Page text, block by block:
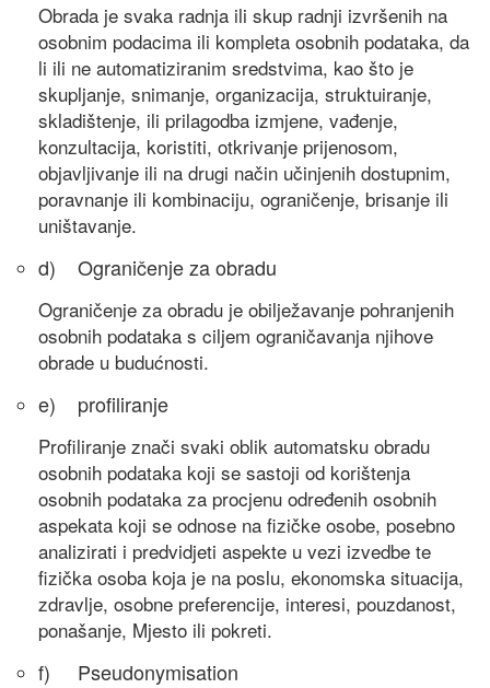
Obrada je svaka radnja ili skup radnji izvršenih na
osobnim podacima ili kompleta osobnih podataka, da
li ili ne automatiziranim sredstvima, kao što je
skupljanje, snimanje, organizacija, struktuiranje,
skladištenje, ili prilagodba izmjene, vađenje,
konzultacija, koristiti, otkrivanje prijenosom,
objavljivanje ili na drugi način učinjenih dostupnim,
poravnanje ili kombinaciju, ograničenje, brisanje ili
uništavanje.
d) Ograničenje za obradu
Ograničenje za obradu je obilježavanje pohranjenih
osobnih podataka s ciljem ograničavanja njihove
obrade u budućnosti.
e) profiliranje
Profiliranje znači svaki oblik automatsku obradu
osobnih podataka koji se sastoji od korištenja
osobnih podataka za procjenu određenih osobnih
aspekata koji se odnose na fizičke osobe, posebno
analizirati i predvidjeti aspekte u vezi izvedbe te
fizička osoba koja je na poslu, ekonomska situacija,
zdravlje, osobne preferencije, interesi, pouzdanost,
ponašanje, Mjesto ili pokreti.
f) Pseudonymisation